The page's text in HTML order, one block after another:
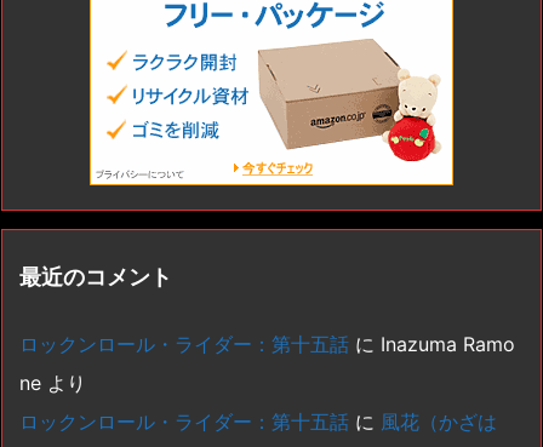
最近のコメント
ロックンロール・ライダー：第十五話 に Inazuma Ramo
ne より
ロックンロール・ライダー：第十五話 に 風花（かざは